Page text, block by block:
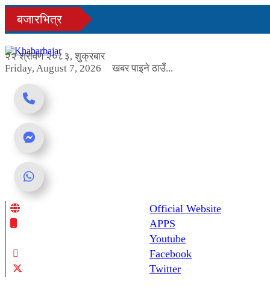
Skip
content
बजारभित्र
२२ श्रावण २०८३, शुक्रबार
Friday, August 7, 2026
खबर पाइने ठाउँ...
Online News Portal
Official Website
APPS
Youtube
Facebook
Twitter